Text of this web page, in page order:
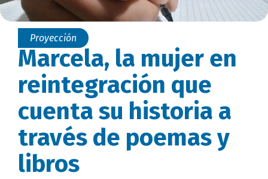
Proyección
Marcela, la mujer en
reintegración que
cuenta su historia a
través de poemas y
libros